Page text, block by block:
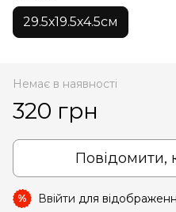
29.5х19.5х4.5см
Немає в наявності
320 грн
Повідомити,
% Ввійти для